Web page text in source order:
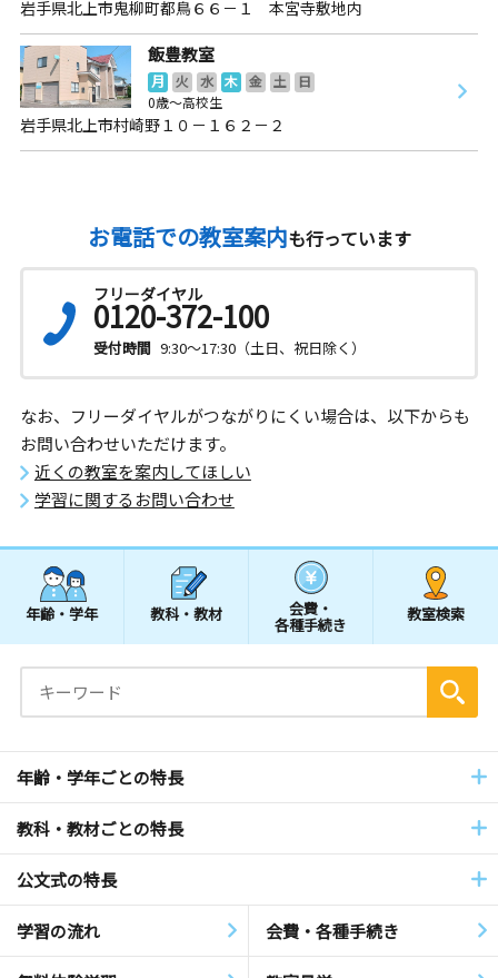
岩手県北上市鬼柳町都鳥６６－１ 本宮寺敷地内
飯豊教室
月 火 水 木 金 土
日
0歳～高校生
岩手県北上市村崎野１０－１６２－２
お電話での教室案内も行っています
フリーダイヤル
0120-372-100
受付時間 9:30～17:30（土日、祝日除く）
なお、フリーダイヤルがつながりにくい場合は、以下からも
お問い合わせいただけます。
近くの教室を案内してほしい
学習に関するお問い合わせ
年齢・学年 教科・教材 会費・
各種手続き
教室検索
年齢・学年ごとの特長
教科・教材ごとの特長
公文式の特長
学習の流れ 会費・各種手続き